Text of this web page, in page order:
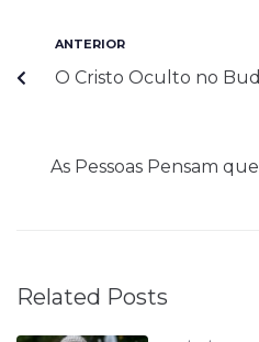
ANTERIOR
O Cristo Oculto no
As Pessoas Pensam
Related Posts